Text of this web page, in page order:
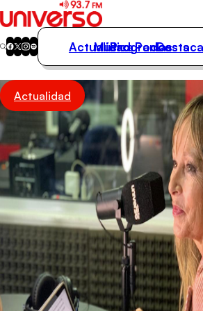
Actualidad
Música
Programas
Podcasts
Destacados
Actualidad
Música
Programas
Podcasts
Actualidad